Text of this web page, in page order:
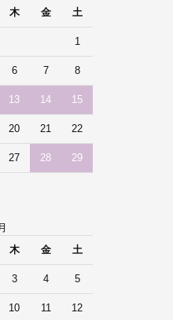
木 金 土
1
6 7 8
13 14 15
20 21 22
27 28 29
木 金 土
3 4 5
10 11 12